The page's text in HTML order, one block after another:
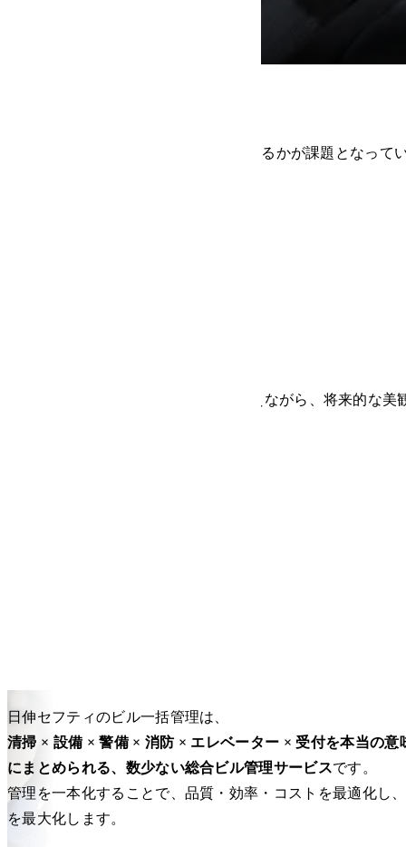
時間の管理体制をどのように構築するかが課題となって
示することで、初期の管理費を抑えながら、将来的な
日伸セフティのビル一括管理は、
清掃 × 設備 × 警備 × 消防 × エレベーター × 受付を本当の意
にまとめられる、数少ない総合ビル管理サービスです。
管理を一本化することで、品質・効率・コストを最適化し
を最大化します。